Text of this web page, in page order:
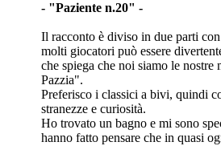
- "Paziente n.20" -
Il racconto è diviso in due parti
molti giocatori può essere
che spiega che noi siamo le
Pazzia".
Preferisco i classici a bivi, quindi
stranezze e curiosità.
Ho trovato un bagno e mi sono
hanno fatto pensare che in quasi